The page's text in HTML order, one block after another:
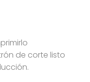
de corte listo